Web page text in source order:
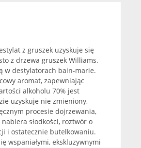
z gruszek uzyskuje się
z drzewa gruszek Williams.
w destylatorach bain-marie.
aromat, zapewniając
alkoholu 70% jest
uzyskuje nie zmieniony,
procesie dojrzewania,
słodkości, roztwór o
i ostatecznie butelkowaniu.
wspaniałymi, ekskluzywnymi